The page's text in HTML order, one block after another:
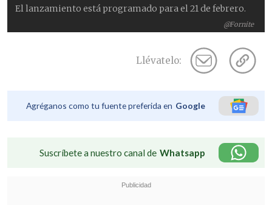
@Fornite
El lanzamiento está programado para el 21 de febrero.
Llévatelo:
Agréganos como tu fuente preferida en Google
Suscríbete a nuestro canal de Whatsapp